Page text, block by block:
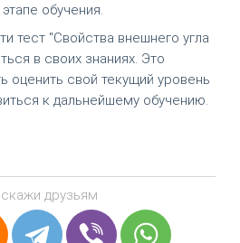
обучения.
тест "Свойства внешнего угла
в своих знаниях. Это
оценить свой текущий уровень
к дальнейшему обучению.
друзьям